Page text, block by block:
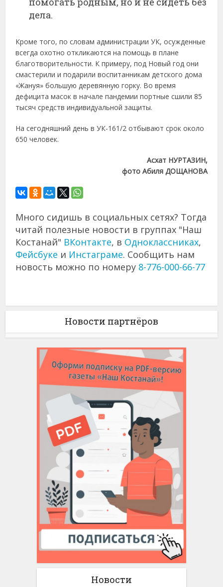
дела.
Кроме того, по словам администрации УК, осужденные
всегда охотно откликаются на помощь в плане
благотворительности. К примеру, под Новый год они
смастерили и подарили воспитанникам детского дома
«Жануя» большую деревянную горку. Во время
дефицита масок в начале пандемии портные сшили 85
тысяч средств индивидуальной защиты.
На сегодняшний день в УК-161/2 отбывают срок около
650 человек.
Асхат НУРТАЗИН,
фото Абиля ДОЩАНОВА
Много сидишь в социальных сетях? Тогда
читай полезные новости в группах "Наш
Костанай" ВКонтакте, в Одноклассниках,
Фейсбуке и Инстаграме. Сообщить нам
новость можно по номеру 8-776-000-66-77
Новости партнёров
Новости